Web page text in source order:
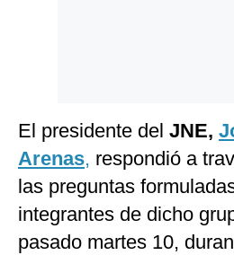
El presidente del JNE,
Arenas, respondió a
las preguntas
integrantes de dicho
pasado martes 10,